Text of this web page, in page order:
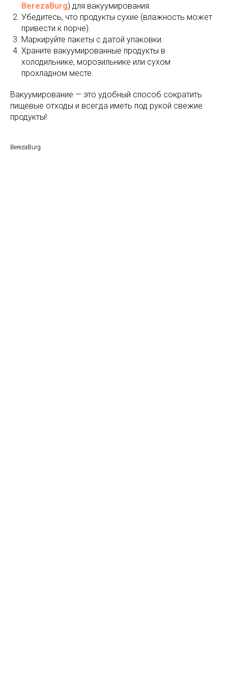
BerezaBurg) для вакуумирования.
Убедитесь, что продукты сухие (влажность может
привести к порче).
Маркируйте пакеты с датой упаковки.
Храните вакуумированные продукты в
холодильнике, морозильнике или сухом
прохладном месте.
Вакуумирование — это удобный способ сократить
пищевые отходы и всегда иметь под рукой свежие
продукты!
BerezaBurg